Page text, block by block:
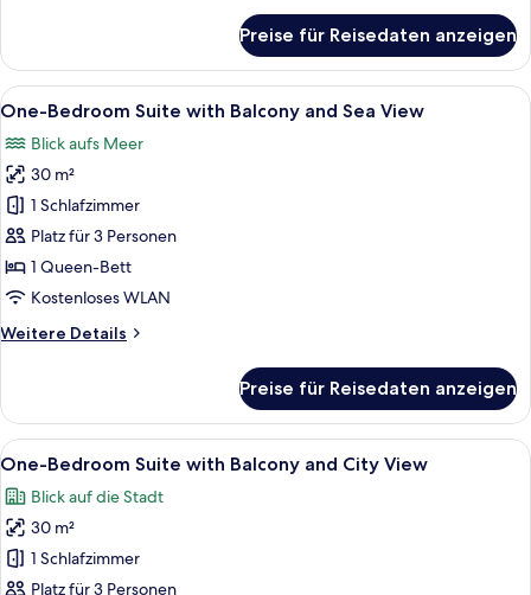
Room
with
Landmark
Preise für Reisedaten anzeigen
Alle
Fotos
für
One-
Bedroom
Suite
with
Balcony
Sea
Ein modernes Hotelzimmer mit
12
One-Bedroom Suite with Balcony and Sea View
Blick aufs Meer
30 m²
1 Schlafzimmer
Platz für 3 Personen
1 Queen-Bett
Kostenloses WLAN
Weitere Details
Weitere
Bedroom
Suite
with
and
Sea
View
Preise für Reisedaten anzeigen
Alle
Fotos
für
One-
Bedroom
Suite
Ein modernes Hotelzimmer mit
7
One-Bedroom Suite with Balcony and City View
Blick auf die Stadt
30 m²
1 Schlafzimmer
Platz für 3 Personen